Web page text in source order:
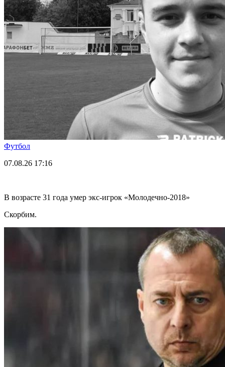
Футбол
07.08.26 17:16
В возрасте 31 года умер экс-игрок «Молодечно-2018»
Скорбим.